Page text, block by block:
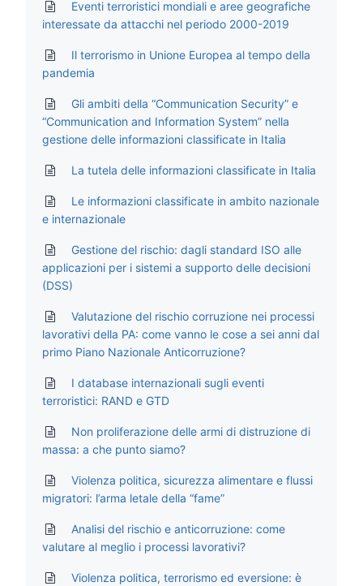
Eventi terroristici mondiali e aree geografiche
interessate da attacchi nel periodo 2000-2019
Il terrorismo in Unione Europea al tempo della
pandemia
Gli ambiti della “Communication Security” e
“Communication and Information System” nella
gestione delle informazioni classificate in Italia
La tutela delle informazioni classificate in Italia
Le informazioni classificate in ambito nazionale
e internazionale
Gestione del rischio: dagli standard ISO alle
applicazioni per i sistemi a supporto delle decisioni
(DSS)
Valutazione del rischio corruzione nei processi
lavorativi della PA: come vanno le cose a sei anni dal
primo Piano Nazionale Anticorruzione?
I database internazionali sugli eventi
terroristici: RAND e GTD
Non proliferazione delle armi di distruzione di
massa: a che punto siamo?
Violenza politica, sicurezza alimentare e flussi
migratori: l’arma letale della “fame”
Analisi del rischio e anticorruzione: come
valutare al meglio i processi lavorativi?
Violenza politica, terrorismo ed eversione: è